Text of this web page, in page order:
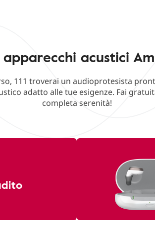
acustici
111 troverai un audioprotesista
adatto alle tue esigenze. Fai
completa serenità!